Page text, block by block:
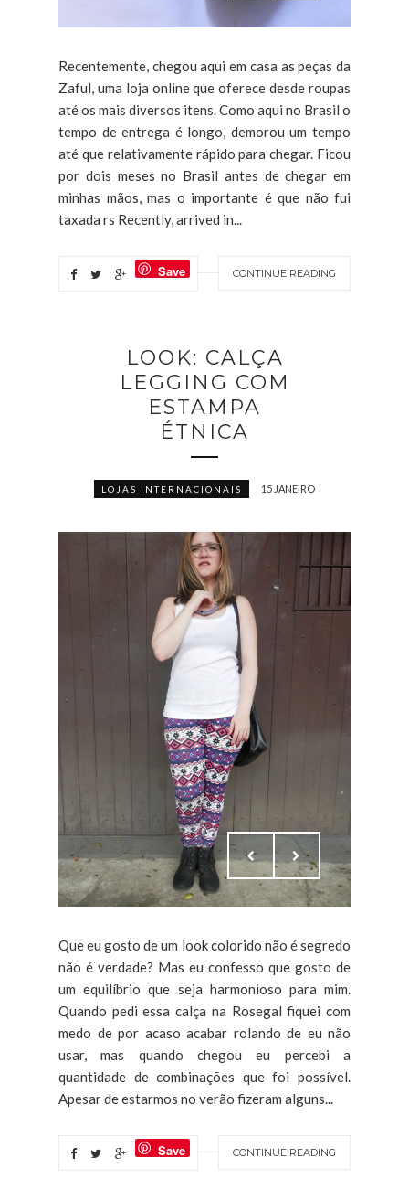
Recentemente, chegou aqui em casa as peças da
Zaful, uma loja online que oferece desde roupas
até os mais diversos itens. Como aqui no Brasil o
tempo de entrega é longo, demorou um tempo
até que relativamente rápido para chegar. Ficou
por dois meses no Brasil antes de chegar em
minhas mãos, mas o importante é que não fui
taxada rs Recently, arrived in...
CONTINUE READING
Save
LOOK: CALÇA
LEGGING COM
ESTAMPA
ÉTNICA
LOJAS INTERNACIONAIS 15 JANEIRO
Que eu gosto de um look colorido não é segredo
não é verdade? Mas eu confesso que gosto de
um equilíbrio que seja harmonioso para mim.
Quando pedi essa calça na Rosegal fiquei com
medo de por acaso acabar rolando de eu não
usar, mas quando chegou eu percebi a
quantidade de combinações que foi possível.
Apesar de estarmos no verão fizeram alguns...
CONTINUE READING
Save